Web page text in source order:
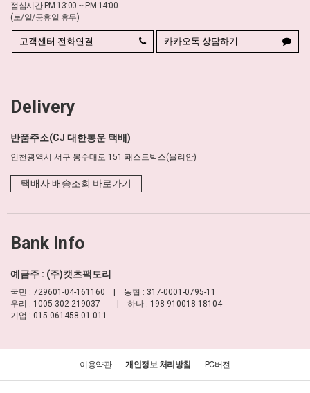
점심시간 PM 13:00 ~ PM 14:00
(토/일/공휴일 휴무)
고객센터 전화연결 카카오톡 상담하기
Delivery
반품주소(CJ 대한통운 택배)
인천광역시 서구 봉수대로 151 패스트박스(뮬리안)
택배사 배송조회 바로가기
Bank Info
예금주 : (주)캣츠팩토리
국민 : 729601-04-161160 | 농협 : 317-0001-0795-11
우리 : 1005-302-219037 | 하나 : 198-910018-18104
기업 : 015-061458-01-011
이용약관 개인정보 처리방침 PC버전